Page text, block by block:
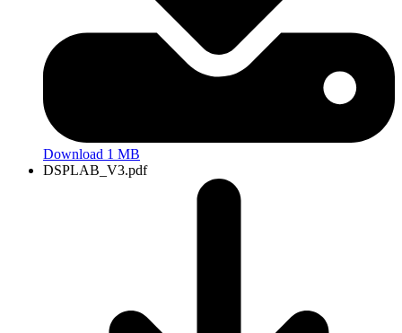
Download 1 MB
DSPLAB_V3.pdf